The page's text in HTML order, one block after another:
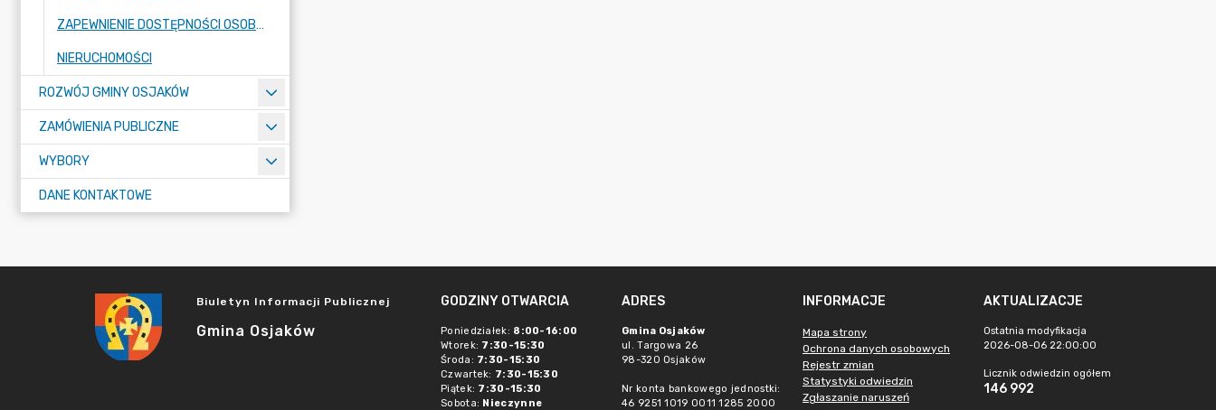
ZAPEWNIENIE DOSTĘPNOŚCI OSOBOM ZE SZCZEGÓLNYMI POTRZEBAMI
NIERUCHOMOŚCI
ROZWÓJ GMINY OSJAKÓW
ZAMÓWIENIA PUBLICZNE
WYBORY
DANE KONTAKTOWE
Biuletyn Informacji Publicznej
Gmina Osjaków
GODZINY OTWARCIA
Poniedziałek: 8:00-16:00
Wtorek: 7:30-15:30
Środa: 7:30-15:30
Czwartek: 7:30-15:30
Piątek: 7:30-15:30
Sobota: Nieczynne
ADRES
Gmina Osjaków
ul. Targowa 26
98-320 Osjaków
Nr konta bankowego jednostki:
46 9251 1019 0011 1285 2000
INFORMACJE
Mapa strony
Ochrona danych osobowych
Rejestr zmian
Statystyki odwiedzin
Zgłaszanie naruszeń
AKTUALIZACJE
Ostatnia modyfikacja
2026-08-06 22:00:00
Licznik odwiedzin ogółem
146 992